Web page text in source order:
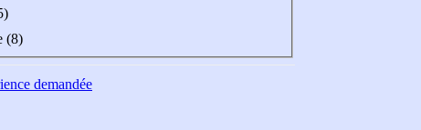
(8)
demandée